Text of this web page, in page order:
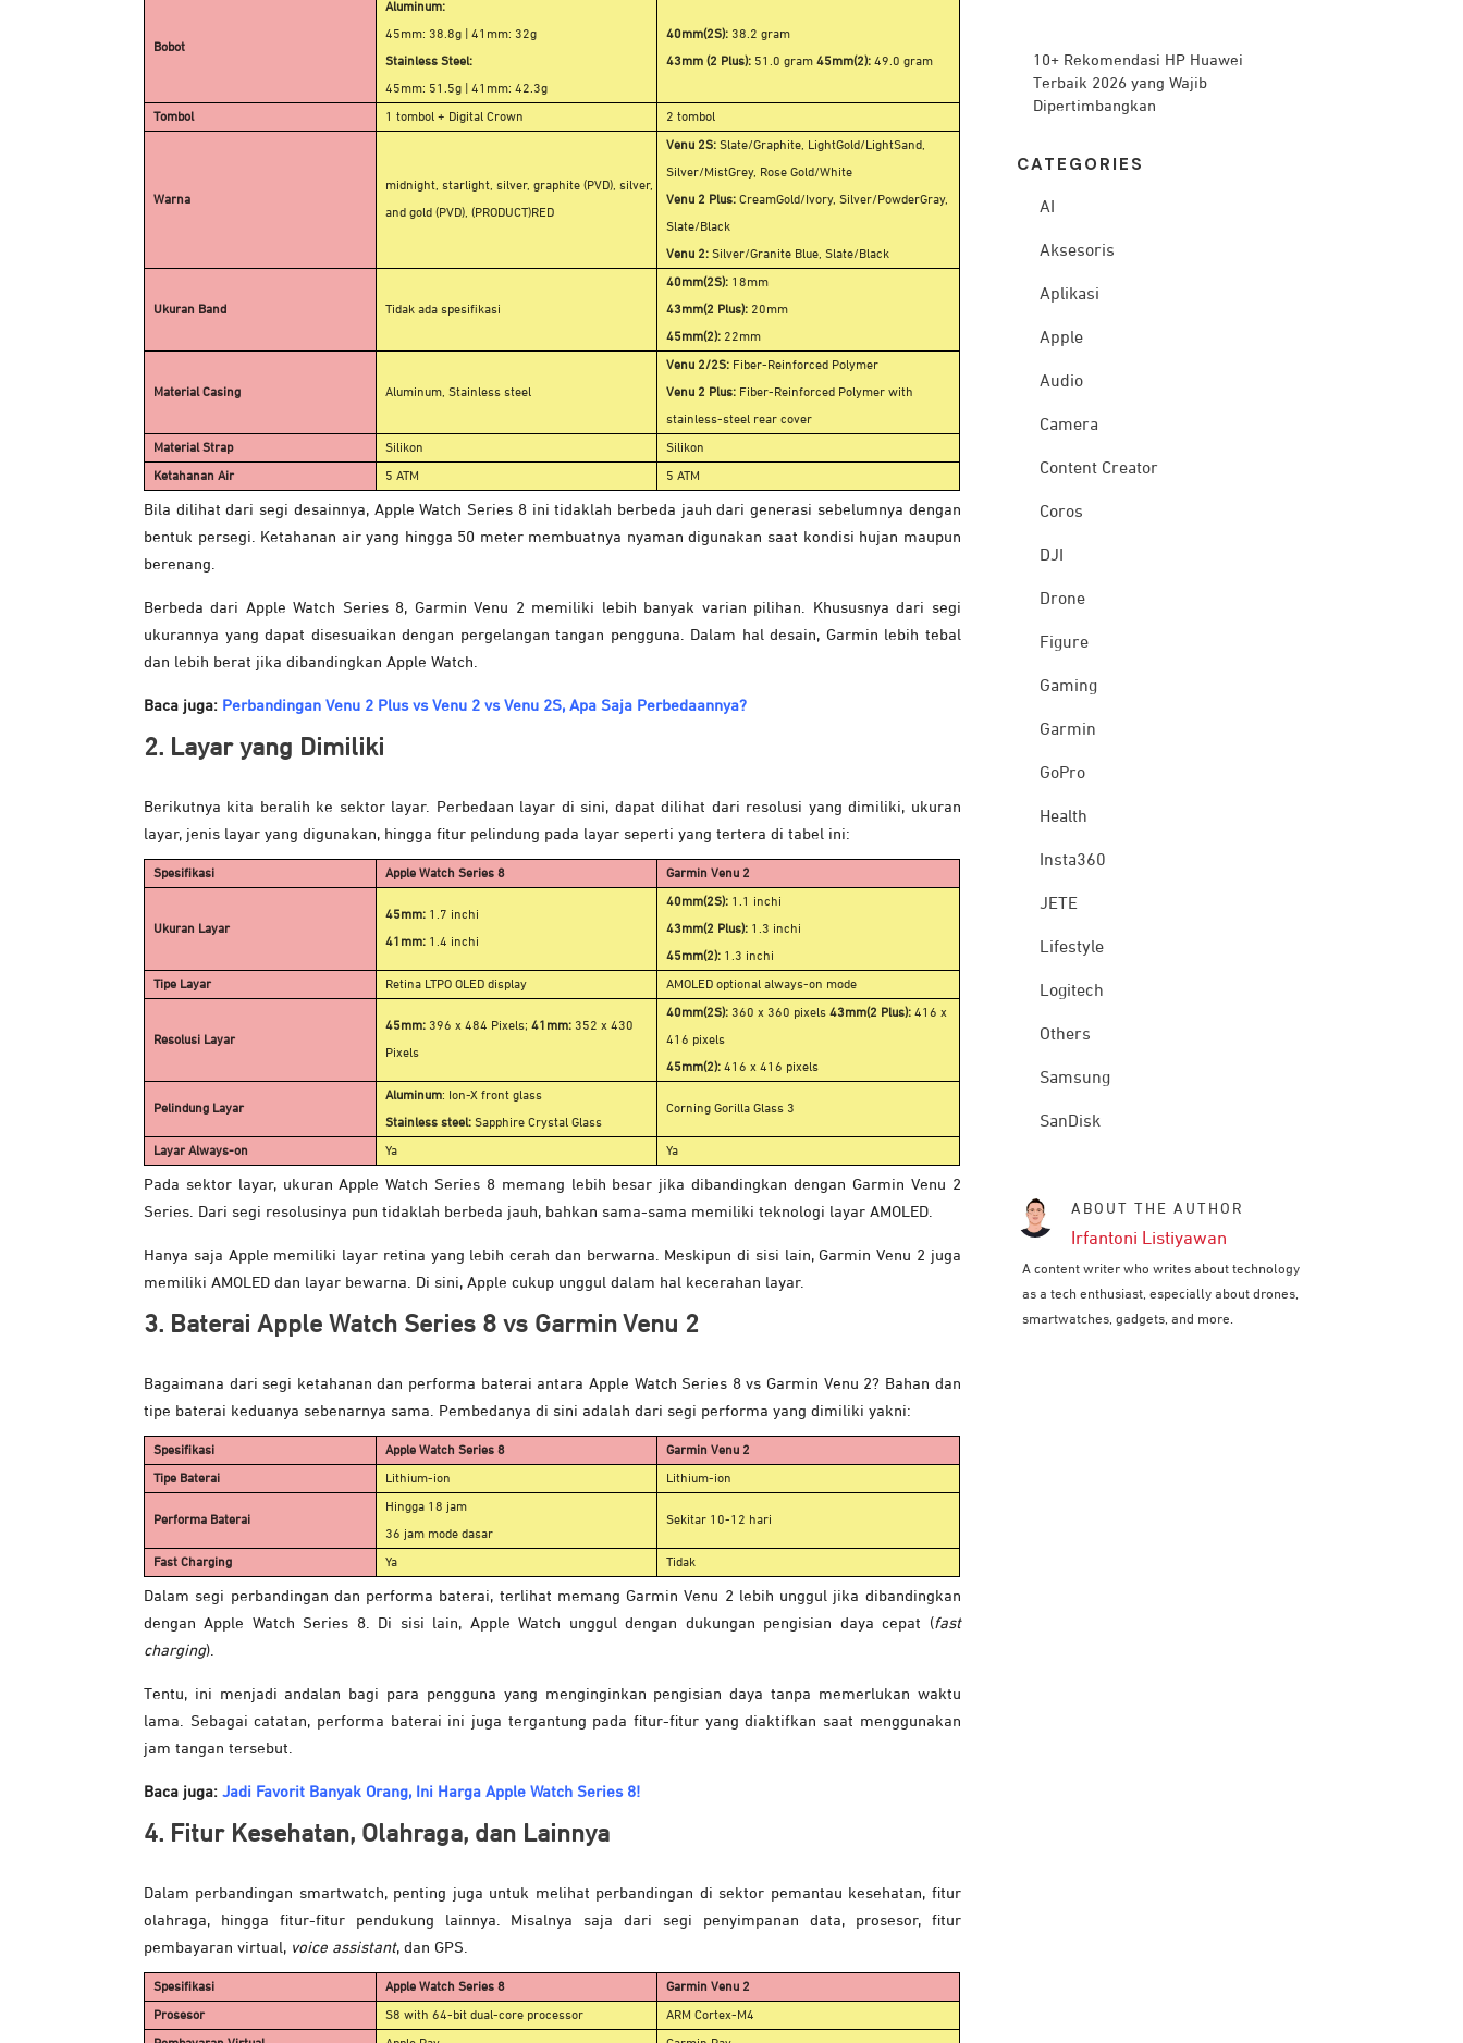
Bobot
Aluminum:
45mm: 38.8g | 41mm: 32g
Stainless Steel:
45mm: 51.5g | 41mm: 42.3g
40mm(2S): 38.2 gram
43mm (2 Plus): 51.0 gram 45mm(2): 49.0 gram
Tombol 1 tombol + Digital Crown 2 tombol
Warna
midnight, starlight, silver, graphite (PVD), silver,
and gold (PVD), (PRODUCT)RED
Venu 2S: Slate/Graphite, LightGold/LightSand,
Silver/MistGrey, Rose Gold/White
Venu 2 Plus: CreamGold/Ivory, Silver/PowderGray,
Slate/Black
Venu 2: Silver/Granite Blue, Slate/Black
Ukuran Band Tidak ada spesifikasi
40mm(2S): 18mm
43mm(2 Plus): 20mm
45mm(2): 22mm
Material Casing Aluminum, Stainless steel
Venu 2/2S: Fiber-Reinforced Polymer
Venu 2 Plus: Fiber-Reinforced Polymer with
stainless-steel rear cover
Material Strap Silikon Silikon
Ketahanan Air 5 ATM 5 ATM
Bila dilihat dari segi desainnya, Apple Watch Series 8 ini tidaklah berbeda jauh dari generasi sebelumnya dengan
bentuk persegi. Ketahanan air yang hingga 50 meter membuatnya nyaman digunakan saat kondisi hujan maupun
berenang.
Berbeda dari Apple Watch Series 8, Garmin Venu 2 memiliki lebih banyak varian pilihan. Khususnya dari segi
ukurannya yang dapat disesuaikan dengan pergelangan tangan pengguna. Dalam hal desain, Garmin lebih tebal
dan lebih berat jika dibandingkan Apple Watch.
Baca juga: Perbandingan Venu 2 Plus vs Venu 2 vs Venu 2S, Apa Saja Perbedaannya?
2. Layar yang Dimiliki
Berikutnya kita beralih ke sektor layar. Perbedaan layar di sini, dapat dilihat dari resolusi yang dimiliki, ukuran
layar, jenis layar yang digunakan, hingga fitur pelindung pada layar seperti yang tertera di tabel ini:
Spesifikasi Apple Watch Series 8 Garmin Venu 2
Ukuran Layar
45mm: 1.7 inchi
41mm: 1.4 inchi
40mm(2S): 1.1 inchi
43mm(2 Plus): 1.3 inchi
45mm(2): 1.3 inchi
Tipe Layar Retina LTPO OLED display AMOLED optional always-on mode
Resolusi Layar
45mm: 396 x 484 Pixels; 41mm: 352 x 430
Pixels
40mm(2S): 360 x 360 pixels 43mm(2 Plus): 416 x
416 pixels
45mm(2): 416 x 416 pixels
Pelindung Layar
Aluminum: Ion-X front glass
Stainless steel: Sapphire Crystal Glass
Corning Gorilla Glass 3
Layar Always-on Ya Ya
Pada sektor layar, ukuran Apple Watch Series 8 memang lebih besar jika dibandingkan dengan Garmin Venu 2
Series. Dari segi resolusinya pun tidaklah berbeda jauh, bahkan sama-sama memiliki teknologi layar AMOLED.
Hanya saja Apple memiliki layar retina yang lebih cerah dan berwarna. Meskipun di sisi lain, Garmin Venu 2 juga
memiliki AMOLED dan layar bewarna. Di sini, Apple cukup unggul dalam hal kecerahan layar.
3. Baterai Apple Watch Series 8 vs Garmin Venu 2
Bagaimana dari segi ketahanan dan performa baterai antara Apple Watch Series 8 vs Garmin Venu 2? Bahan dan
tipe baterai keduanya sebenarnya sama. Pembedanya di sini adalah dari segi performa yang dimiliki yakni:
Spesifikasi Apple Watch Series 8 Garmin Venu 2
Tipe Baterai Lithium-ion Lithium-ion
Performa Baterai
Hingga 18 jam
36 jam mode dasar
Sekitar 10-12 hari
Fast Charging Ya Tidak
Dalam segi perbandingan dan performa baterai, terlihat memang Garmin Venu 2 lebih unggul jika dibandingkan
dengan Apple Watch Series 8. Di sisi lain, Apple Watch unggul dengan dukungan pengisian daya cepat (fast
charging).
Tentu, ini menjadi andalan bagi para pengguna yang menginginkan pengisian daya tanpa memerlukan waktu
lama. Sebagai catatan, performa baterai ini juga tergantung pada fitur-fitur yang diaktifkan saat menggunakan
jam tangan tersebut.
Baca juga: Jadi Favorit Banyak Orang, Ini Harga Apple Watch Series 8!
4. Fitur Kesehatan, Olahraga, dan Lainnya
Dalam perbandingan smartwatch, penting juga untuk melihat perbandingan di sektor pemantau kesehatan, fitur
olahraga, hingga fitur-fitur pendukung lainnya. Misalnya saja dari segi penyimpanan data, prosesor, fitur
pembayaran virtual, voice assistant, dan GPS.
Spesifikasi Apple Watch Series 8 Garmin Venu 2
Prosesor S8 with 64-bit dual-core processor ARM Cortex-M4
10+ Rekomendasi HP Huawei
Terbaik 2026 yang Wajib
Dipertimbangkan
CATEG ORIES
AI
Aksesoris
Aplikasi
Apple
Audio
Camera
Content Creator
Coros
DJI
Drone
Figure
Gaming
Garmin
GoPro
Health
Insta360
JETE
Lifestyle
Logitech
Others
Samsung
SanDisk
ABOUT THE AUTHOR
Irfantoni Listiyawan
A content writer who writes about technology
as a tech enthusiast, especially about drones,
smartwatches, gadgets, and more.